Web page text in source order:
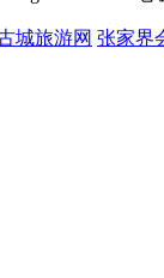
城旅游网 张家界